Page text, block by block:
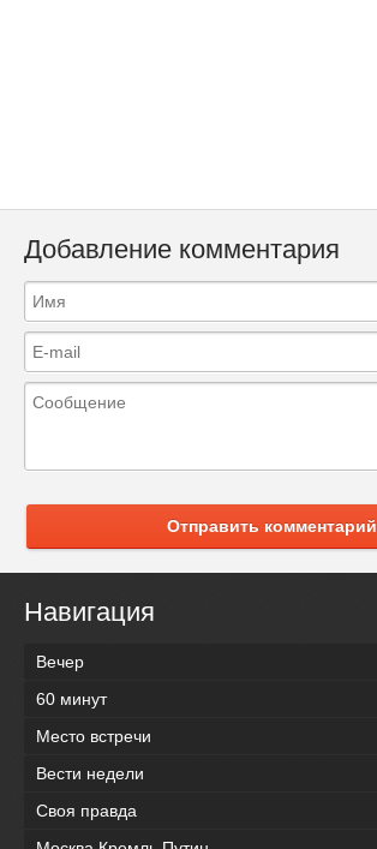
Добавление комментария
Отправить комментарий
Навигация
Вечер
60 минут
Место встречи
Вести недели
Своя правда